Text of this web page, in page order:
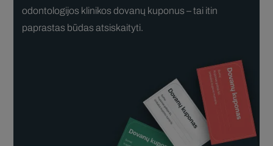
odontologijos klinikos dovanų kuponus – tai itin
paprastas būdas atsiskaityti.